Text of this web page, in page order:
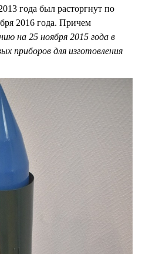
года был расторгнут по
2016 года. Причем
на 25 ноября 2015 года в
приборов для изготовления